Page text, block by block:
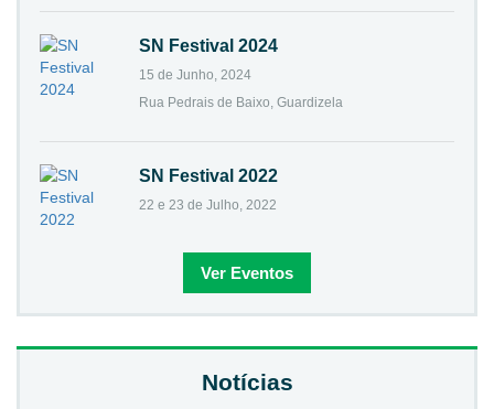
SN Festival 2024
15 de Junho, 2024
Rua Pedrais de Baixo, Guardizela
SN Festival 2022
22 e 23 de Julho, 2022
Ver Eventos
Notícias